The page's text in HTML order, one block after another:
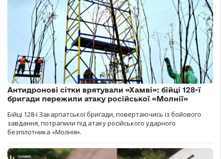
Антидронові сітки врятували «Хамві»: бійці 128-ї
бригади пережили атаку російської «Молнії»
Бійці 128-ї Закарпатської бригади, повертаючись із бойового
завдання, потрапили під атаку російського ударного
безпілотника «Молнія».